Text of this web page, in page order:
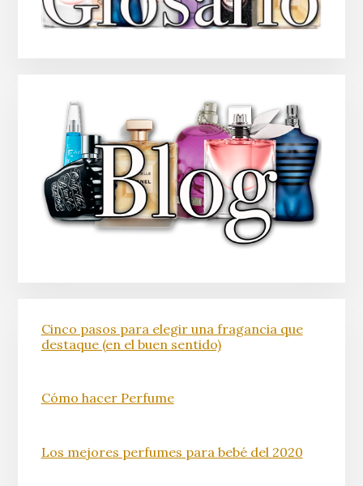
Cinco pasos para elegir una fragancia que
destaque (en el buen sentido)
Cómo hacer Perfume
Los mejores perfumes para bebé del 2020